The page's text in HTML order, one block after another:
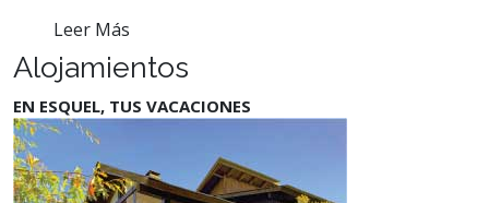
Leer Más
Alojamientos
EN ESQUEL, TUS VACACIONES